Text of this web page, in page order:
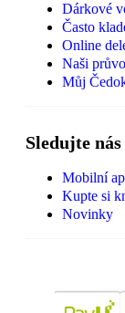
Dárkové
Často
Online
Naši
Můj
Sledujte nás
Mobilní
Kupte si
Novinky